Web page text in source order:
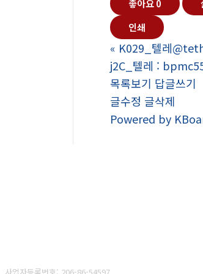
좋아요0
인쇄
« K029_텔레
j2C_텔레 :
목록보기 답글쓰기
글수정 글삭제
Powered by